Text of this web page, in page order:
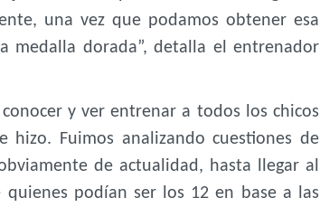
una vez que podamos obtener esa
medalla dorada”, detalla el entrenador
y ver entrenar a todos los chicos
Fuimos analizando cuestiones de
de actualidad, hasta llegar al
podían ser los 12 en base a las